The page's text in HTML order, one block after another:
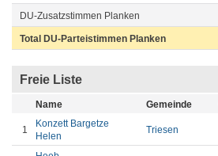
DU-Zusatzstimmen Planken
Total DU-Parteistimmen Planken
Freie Liste
Name Gemeinde
1
Konzett Bargetze
Helen
Triesen